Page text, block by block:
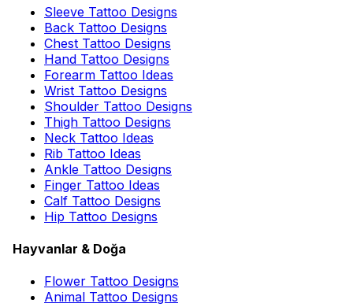
Sleeve Tattoo Designs
Back Tattoo Designs
Chest Tattoo Designs
Hand Tattoo Designs
Forearm Tattoo Ideas
Wrist Tattoo Designs
Shoulder Tattoo Designs
Thigh Tattoo Designs
Neck Tattoo Ideas
Rib Tattoo Ideas
Ankle Tattoo Designs
Finger Tattoo Ideas
Calf Tattoo Designs
Hip Tattoo Designs
Hayvanlar & Doğa
Flower Tattoo Designs
Animal Tattoo Designs